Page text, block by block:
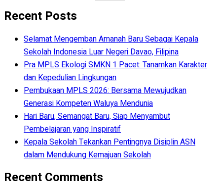
Recent Posts
Selamat Mengemban Amanah Baru Sebagai Kepala
Sekolah Indonesia Luar Negeri Davao, Filipina
Pra MPLS Ekologi SMKN 1 Pacet: Tanamkan Karakter
dan Kepedulian Lingkungan
Pembukaan MPLS 2026: Bersama Mewujudkan
Generasi Kompeten Waluya Mendunia
Hari Baru, Semangat Baru, Siap Menyambut
Pembelajaran yang Inspiratif
Kepala Sekolah Tekankan Pentingnya Disiplin ASN
dalam Mendukung Kemajuan Sekolah
Recent Comments